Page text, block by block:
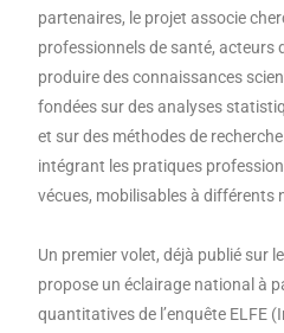
partenaires, le projet associe
professionnels de santé, acteurs
produire des connaissances
fondées sur des analyses
et sur des méthodes de
intégrant les pratiques
vécues, mobilisables à différents
Un premier volet, déjà publié sur
propose un éclairage national à
quantitatives de l’enquête ELFE